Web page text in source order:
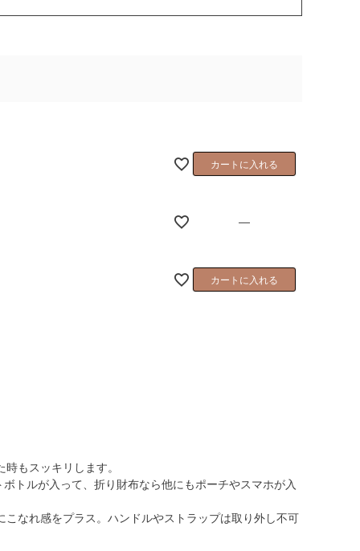
カートに入れる
—
カートに入れる
もスッキリします。
トルが入って、折り財布なら他にもポーチやスマホが入
なれ感をプラス。ハンドルやストラップは取り外し不可